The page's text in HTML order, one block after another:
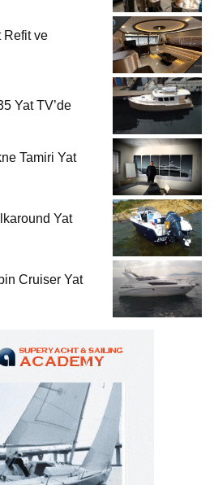
Refit ve
Yat TV’de
Tamiri Yat
Yat
Cruiser Yat